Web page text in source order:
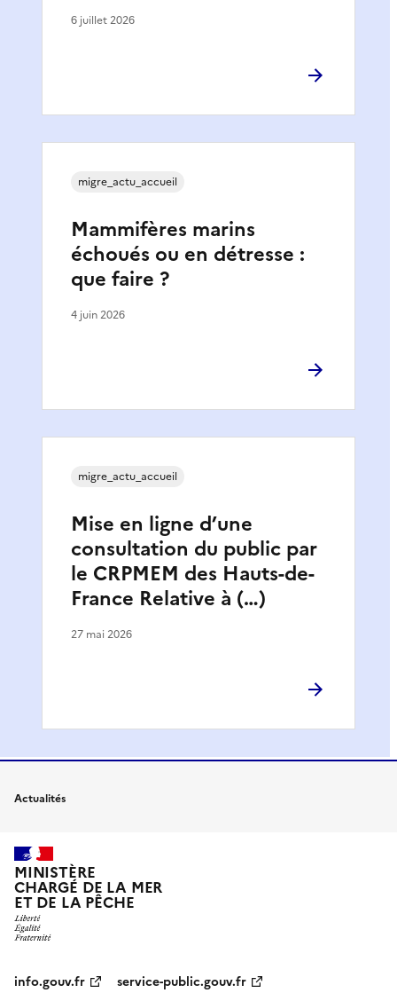
6 juillet 2026
Mammifères marins
échoués ou en détresse :
que faire ?
migre_actu_accueil
4 juin 2026
Mise en ligne d’une
consultation du public par
le CRPMEM des Hauts-de-
France Relative à (…)
migre_actu_accueil
27 mai 2026
Actualités
MINISTÈRE
CHARGÉ DE LA MER
ET DE LA PÊCHE
info.gouv.fr service-public.gouv.fr